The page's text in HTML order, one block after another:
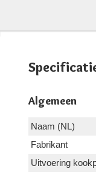
Algemeen
Naam (NL)
Fabrikant
Uitvoering